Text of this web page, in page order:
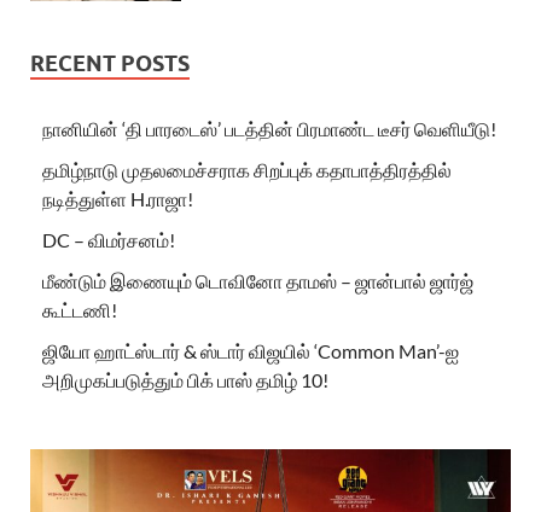
RECENT POSTS
நானியின் ‘தி பாரடைஸ்’ படத்தின் பிரமாண்ட டீசர் வெளியீடு!
தமிழ்நாடு முதலமைச்சராக சிறப்புக் கதாபாத்திரத்தில்
நடித்துள்ள H.ராஜா!
DC – விமர்சனம்!
மீண்டும் இணையும் டொவினோ தாமஸ் – ஜான்பால் ஜார்ஜ்
கூட்டணி!
ஜியோ ஹாட்ஸ்டார் & ஸ்டார் விஜயில் ‘Common Man’-ஐ
அறிமுகப்படுத்தும் பிக் பாஸ் தமிழ் 10!